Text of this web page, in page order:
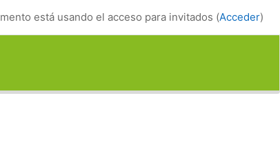
está usando el acceso para invitados (Acceder)